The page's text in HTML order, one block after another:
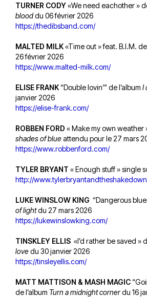
TURNER CODY«We need eachother »
blooddu 06 février 2026
https://thedibsband.com/
MALTED MILK«Time out » feat. B.I.M. de
26 février 2026
https://www.malted-milk.com/
ELISE FRANK“Double lovin’” de l’album I
janvier 2026
https://elise-frank.com/
ROBBEN FORD « Make my own weather
shades of blueattendu pour le 27 mars
https://www.robbenford.com/
TYLER BRYANT « Enough stuff » single
http://
LUKE WINSLOW KING “Dangerous
of lightdu 27 mars 2026
https://lukewinslowking.com/
TINSKLEY ELLIS «I’d rather be saved »
lovedu 30 janvier 2026
https://tinsleyellis.com/
MATT MATTISON & MASH MAGIC
de l’album Turn a midnight cornerdu 16